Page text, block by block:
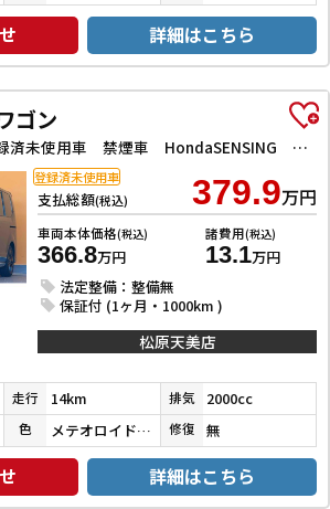
詳細はこちら
ゴン
e：HEVスパーダ 登録済未使用車 禁煙車 HondaSENSING 両側自動ドア アダプティブクルーズコントロール 電子パーキング パワーバックドア アダプティブクルーズコントロール ブラインドスポットモニター
支払総額(税込) 379.9万円
車両本体価格(税込)
366.8万円
諸費用(税込)
13.1万円
法定整備：整備無
保証付 (1ヶ月・1000km )
登録済未使用車
松原天美店
走行 14km 排気 2000cc
色 メテオロイドグレーメタリック 修復 無
詳細はこちら